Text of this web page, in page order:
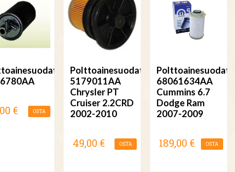
€ OSTA
Polttoainesuodatin
5179011AA
Chrysler PT
Cruiser 2.2CRD
2002-2010
49,00 € OSTA
Polttoainesuodatin
68061634AA
Cummins 6.7
Dodge Ram
2007-2009
189,00 € OSTA